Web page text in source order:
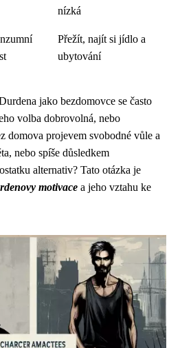
nízká
Přežít, najít si jídlo a
ubytování
jako bezdomovce se často
volba dobrovolná, nebo
domova projevem svobodné vůle a
nebo spíše důsledkem
alternativ? Tato otázka je
motivace a jeho vztahu ke